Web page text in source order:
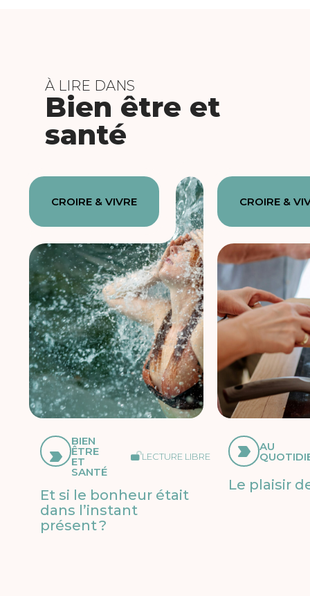
À LIRE DANS
Bien être et
santé
CROIRE & VIVRE
BIEN
ÊTRE
ET
SANTÉ
LECTURE LIBRE
Et si le bonheur était
dans l’instant
présent ?
CROIRE &
AU
Le plaisir